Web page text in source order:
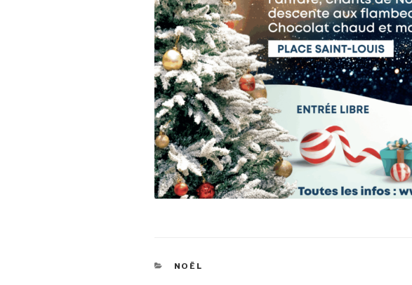
CATÉGORIES
NOËL